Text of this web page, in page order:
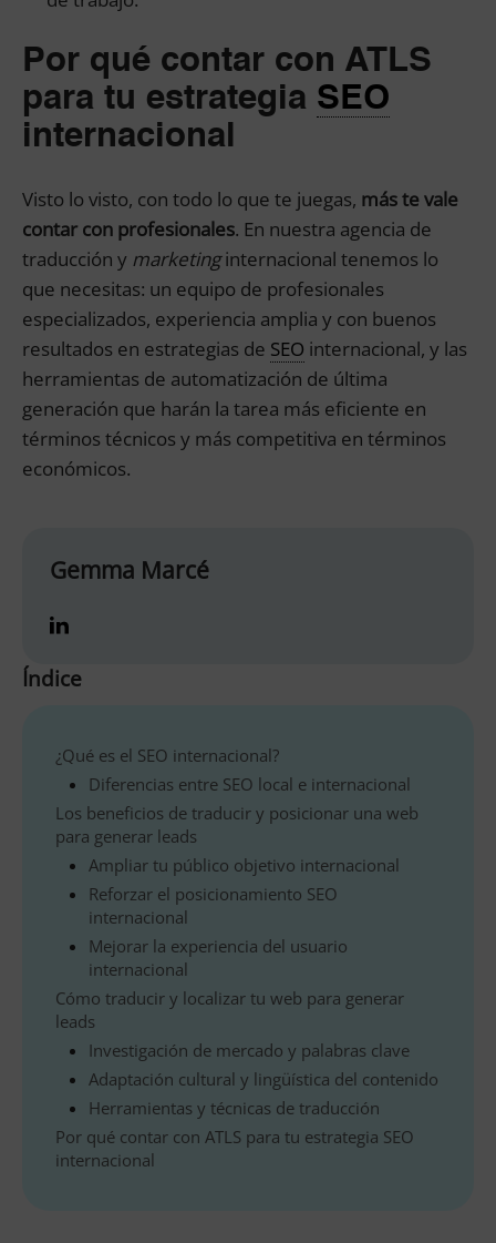
Por qué contar con ATLS
para tu estrategia SEO
internacional
Visto lo visto, con todo lo que te juegas, más te vale
contar con profesionales. En nuestra agencia de
traducción y marketinginternacional tenemos lo
que necesitas: un equipo de profesionales
especializados, experiencia amplia y con buenos
resultados en estrategias de SEO internacional, y las
herramientas de automatización de última
generación que harán la tarea más eficiente en
términos técnicos y más competitiva en términos
económicos.
Gemma Marcé
Índice
¿Qué es el SEO internacional?
Diferencias entre SEO local e internacional
Los beneficios de traducir y posicionar una web
para generar leads
Ampliar tu público objetivo internacional
Reforzar el posicionamiento SEO
internacional
Mejorar la experiencia del usuario
internacional
Cómo traducir y localizar tu web para generar
leads
Investigación de mercado y palabras clave
Adaptación cultural y lingüística del contenido
Herramientas y técnicas de traducción
Por qué contar con ATLS para tu estrategia SEO
internacional